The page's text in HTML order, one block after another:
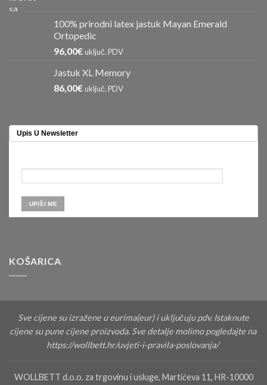
100% prirodni latex jastuk Mayan Emerald
Ortopedic
96,00€ uključ. PDV
Jastuk XL Memory
86,00€ uključ. PDV
Upis U Newsletter
KOŠARICA
Sve cijene su izražene u eurima(eur) i uključuju pdv. Istaknute
cijene su pune cijene proizvoda. Sve detalje molimo pogledajte na
https://wollbett.hr/uvjeti-i-pravila-poslovanja/
WOLLBETT d.o.o. za trgovinu i usluge, Martićeva 11, HR-10000